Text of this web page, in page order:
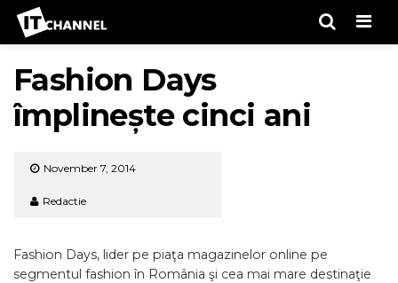
Fashion Days
împlinește cinci ani
November 7, 2014
Redactie
Fashion Days, lider pe piaţa magazinelor online pe
segmentul fashion în România şi cea mai mare destinaţie